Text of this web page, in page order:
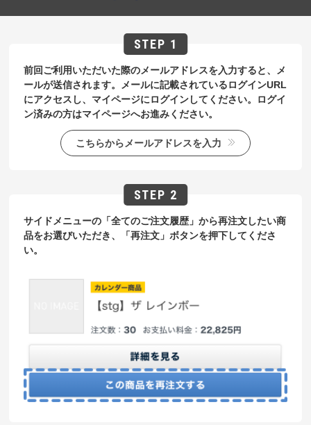
前回ご利用いただいた際のメールアドレスを入力すると、メ
ールが送信されます。メールに記載されているログインURL
にアクセスし、マイページにログインしてください。ログイ
ン済みの方はマイページへお進みください。
こちらからメールアドレスを入力
サイドメニューの「全てのご注文履歴」から再注文したい商
品をお選びいただき、「再注文」ボタンを押下してくださ
い。